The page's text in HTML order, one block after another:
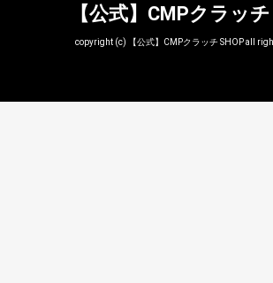
【公式】CMPクラッ
copyright (c) 【公式】CMPクラッチ SHOP all